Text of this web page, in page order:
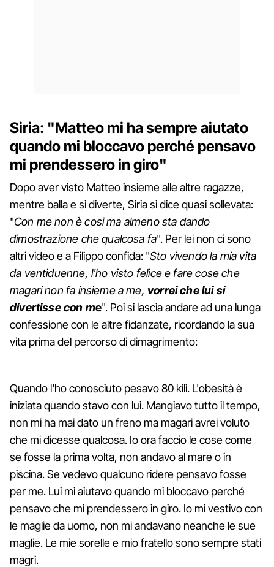
Siria: "Matteo mi ha sempre aiutato
quando mi bloccavo perché pensavo
mi prendessero in giro"
Dopo aver visto Matteo insieme alle altre ragazze,
mentre balla e si diverte, Siria si dice quasi sollevata:
"Con me non è cosi ma almeno sta dando
dimostrazione che qualcosa fa". Per lei non ci sono
altri video e a Filippo confida: "Sto vivendo la mia vita
da ventiduenne, l'ho visto felice e fare cose che
magari non fa insieme a me, vorrei che lui si
divertisse con me". Poi si lascia andare ad una lunga
confessione con le altre fidanzate, ricordando la sua
vita prima del percorso di dimagrimento:
Quando l'ho conosciuto pesavo 80 kili. L'obesità è
iniziata quando stavo con lui. Mangiavo tutto il tempo,
non mi ha mai dato un freno ma magari avrei voluto
che mi dicesse qualcosa. Io ora faccio le cose come
se fosse la prima volta, non andavo al mare o in
piscina. Se vedevo qualcuno ridere pensavo fosse
per me. Lui mi aiutavo quando mi bloccavo perché
pensavo che mi prendessero in giro. Io mi vestivo con
le maglie da uomo, non mi andavano neanche le sue
maglie. Le mie sorelle e mio fratello sono sempre stati
magri.